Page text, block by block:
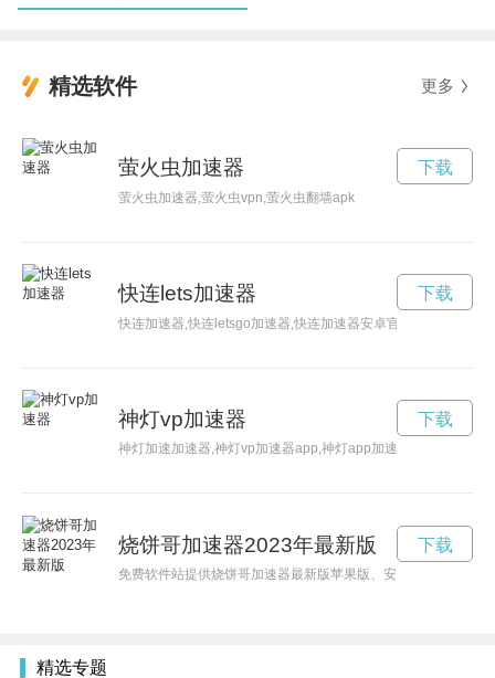
精选软件 更多
萤火虫加速器
萤火虫加速器,萤火虫vpn,萤火虫翻墙apk
下载
快连lets加速器
快连加速器,快连letsgo加速器,快连加速器安卓官网下载,快连
下载
神灯vp加速器
神灯加速加速器,神灯vp加速器app,神灯app加速器官网,神灯app
下载
烧饼哥加速器2023年最新版
免费软件站提供烧饼哥加速器最新版苹果版、安卓版apk、PC
下载
精选专题